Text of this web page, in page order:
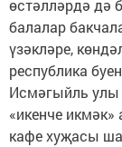
өстәлләрдә дә
балалар
үзәкләре,
республика
Исмәгыйль улы
«икенче
кафе хуҗасы